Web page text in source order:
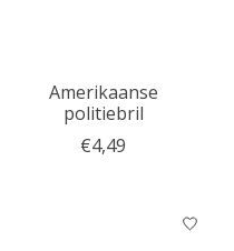
Amerikaanse
politiebril
€4,49